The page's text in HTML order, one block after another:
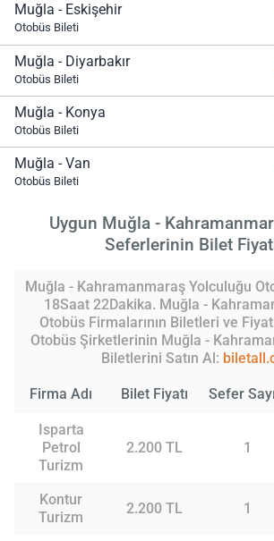
Muğla - Eskişehir
Otobüs Bileti
Muğla - Diyarbakır
Otobüs Bileti
Muğla - Konya
Otobüs Bileti
Muğla - Van
Otobüs Bileti
Uygun Muğla -
Seferlerinin Bilet
Muğla - Kahramanmaraş Yolculuğu
18Saat 22Dakika. Muğla -
Otobüs Firmalarının Biletleri ve
Otobüs Şirketlerinin Muğla -
Biletlerini Satın Al:
Firma Adı Bilet Fiyatı Sefer
Isparta
Petrol
Turizm
2.200 TL 1
Kontur
Turizm
2.200 TL 1